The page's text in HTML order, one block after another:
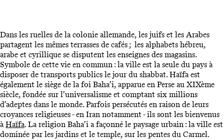
Dans les ruelles de la colonie allemande, les juifs et les Arabes
partagent les mêmes terrasses de cafés ; les alphabets hébreu,
arabe et cyrillique se disputent les enseignes des magasins.
Symbole de cette vie en commun : la ville est la seule du pays à
disposer de transports publics le jour du shabbat. Haïfa est
également le siège de la foi Baha’i, apparue en Perse au XIXème
siècle, fondée sur l’universalisme et comptant six millions
d’adeptes dans le monde. Parfois persécutés en raison de leurs
croyances religieuses - en Iran notamment - ils sont les bienvenus
àHaïfa. La religion Baha’i a façonné le paysage urbain : la ville est
dominée par les jardins et le temple, sur les pentes du Carmel.